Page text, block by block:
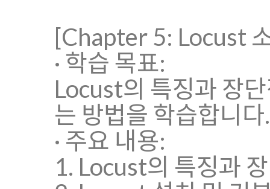
[Chapter 5: Locust
· 학습 목표:
Locust의 특징과 장
는 방법을 학습합니다.
· 주요 내용:
1. Locust의 특징과